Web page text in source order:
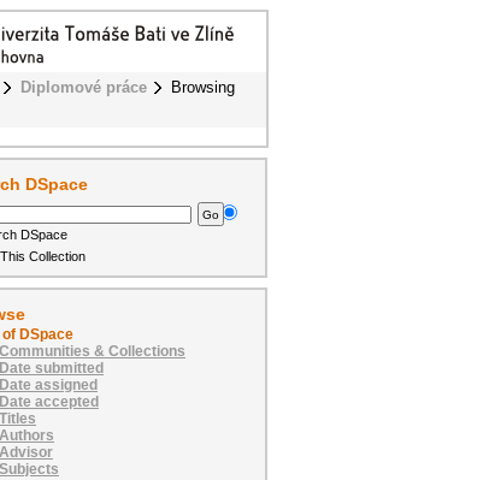
Diplomové práce
Browsing
DSpace
DSpace
This Collection
DSpace
Communities & Collections
Date submitted
Date assigned
Date accepted
Titles
Authors
Advisor
Subjects